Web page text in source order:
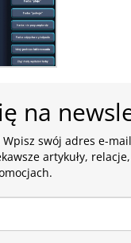
na
Wpisz swój adres e-
artykuły,